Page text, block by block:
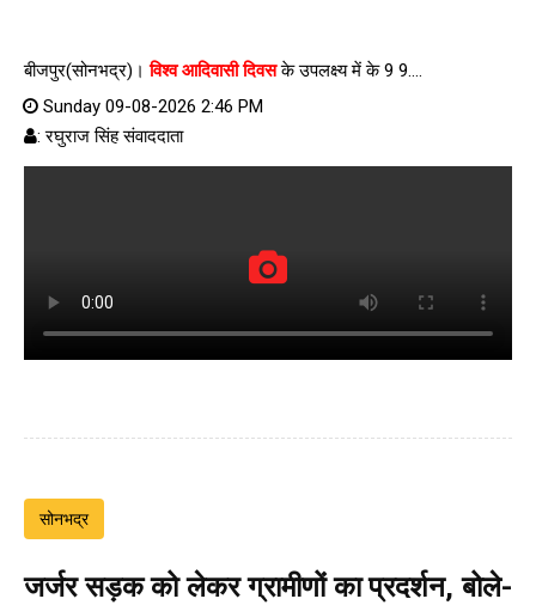
बीजपुर(सोनभद्र)।विश्व आदिवासी दिवसके उपलक्ष्य में के 9 9....
Sunday 09-08-2026 2:46 PM
: रघुराज सिंह संवाददाता
सोनभद्र
जर्जर सड़क को लेकर ग्रामीणों का प्रदर्शन, बोले-